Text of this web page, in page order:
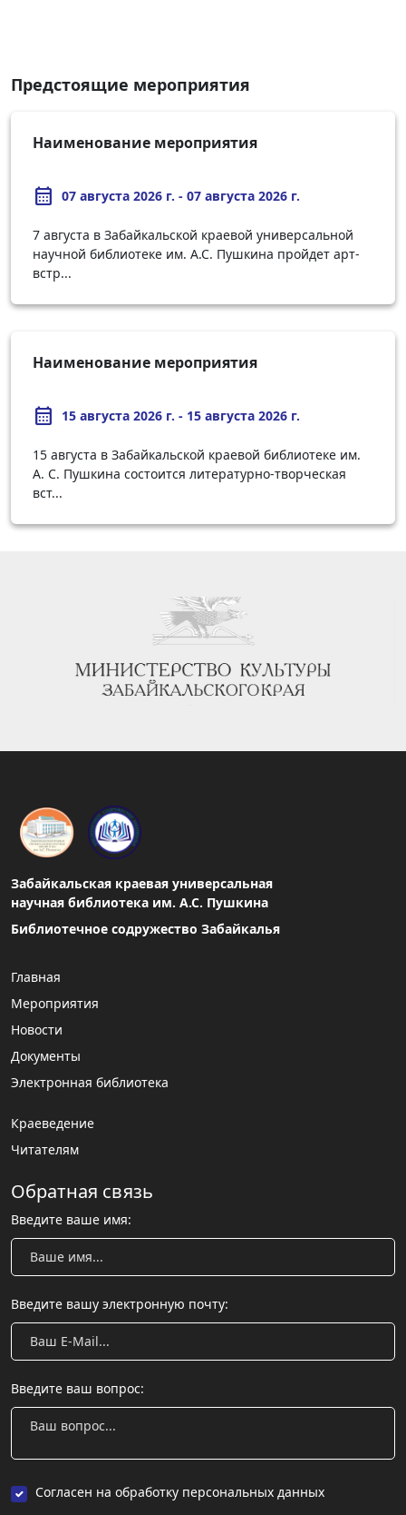
Предстоящие мероприятия
Наименование мероприятия
calendar_month 07 августа 2026 г. - 07 августа 2026 г.
7 августа в Забайкальской краевой универсальной
научной библиотеке им. А.С. Пушкина пройдет арт-
встр...
Наименование мероприятия
calendar_month 15 августа 2026 г. - 15 августа 2026 г.
15 августа в Забайкальской краевой библиотеке им.
А. С. Пушкина состоится литературно-творческая
вст...
Забайкальская краевая универсальная
научная библиотека им. А.С. Пушкина
Библиотечное содружество Забайкалья
Главная
Мероприятия
Новости
Документы
Электронная библиотека
Краеведение
Читателям
Обратная связь
Введите ваше имя:
Введите вашу электронную почту:
Введите ваш вопрос:
Согласен на обработку персональных данных